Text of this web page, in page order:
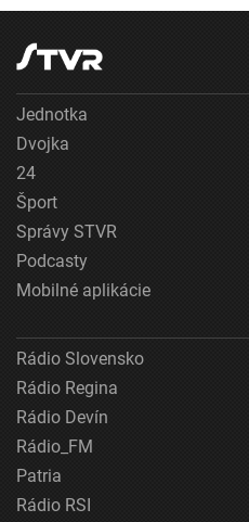
Jednotka
Dvojka
24
Šport
Správy STVR
Podcasty
Mobilné aplikácie
Rádio Slovensko
Rádio Regina
Rádio Devín
Rádio_FM
Patria
Rádio RSI